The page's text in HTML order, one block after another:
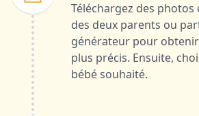
Téléchargez des photos
des deux parents ou
générateur pour
plus précis. Ensuite,
bébé souhaité.